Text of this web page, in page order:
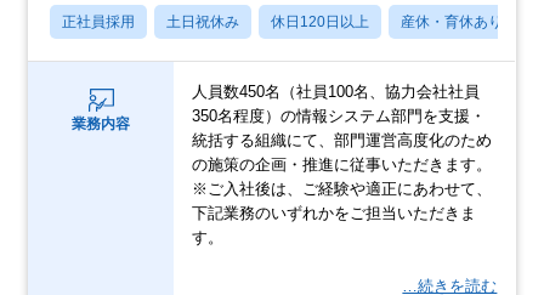
正社員採用 土日祝休み 休日120日以上 産休・育休あり
業務内容
人員数450名（社員100名、協力会社社員
350名程度）の情報システム部門を支援・
統括する組織にて、部門運営高度化のため
の施策の企画・推進に従事いただきます。
※ご入社後は、ご経験や適正にあわせて、
下記業務のいずれかをご担当いただきま
す。
…続きを読む